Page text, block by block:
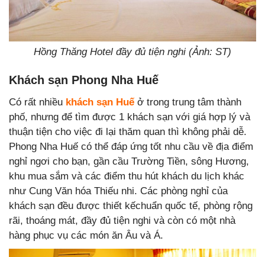
Hồng Thăng Hotel đầy đủ tiện nghi (Ảnh: ST)
Khách sạn Phong Nha Huế
Có rất nhiều khách sạn Huếở trong trung tâm thành
phố, nhưng để tìm được 1 khách sạn với giá hợp lý và
thuận tiện cho việc đi lại thăm quan thì không phải dễ.
Phong Nha Huế có thể đáp ứng tốt nhu cầu về địa điểm
nghỉ ngơi cho bạn, gần cầu Trường Tiền, sông Hương,
khu mua sắm và các điểm thu hút khách du lịch khác
như Cung Văn hóa Thiếu nhi. Các phòng nghỉ của
khách sạn đều được thiết kếchuẩn quốc tế, phòng rộng
rãi, thoáng mát, đầy đủ tiện nghi và còn có một nhà
hàng phục vụ các món ăn Âu và Á.